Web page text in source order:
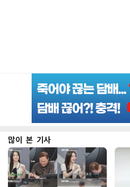
많이 본 기사